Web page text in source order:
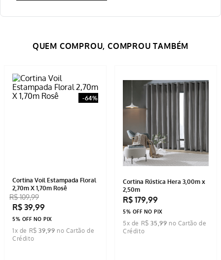
-64%
Cortina Voil Estampada Floral
2,70m X 1,70m Rosê
R$ 109,99
R$ 39,99
5% OFF NO PIX
1x de R$ 39,99
Cortina Rústica Hera 3,00m x
2,50m
R$ 179,99
5% OFF NO PIX
5x de R$ 35 ,99